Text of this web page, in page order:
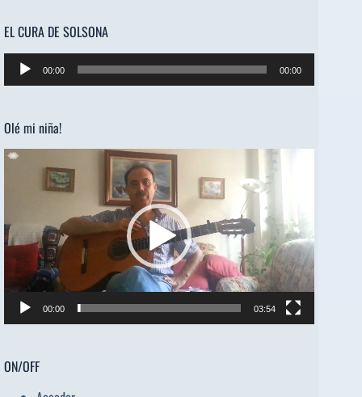
EL CURA DE SOLSONA
Reproductor
de
00:00 00:00
Olé mi niña!
Reproductor
00:00 03:54
ON/OFF